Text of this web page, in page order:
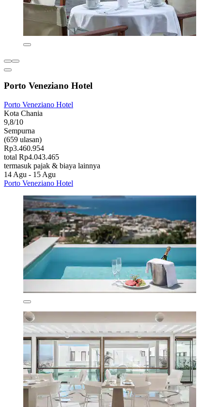
Porto Veneziano Hotel
Porto Veneziano Hotel
Kota Chania
9,8/10
Sempurna
(659 ulasan)
Rp3.460.954
total Rp4.043.465
termasuk pajak & biaya lainnya
14 Agu - 15 Agu
Porto Veneziano Hotel